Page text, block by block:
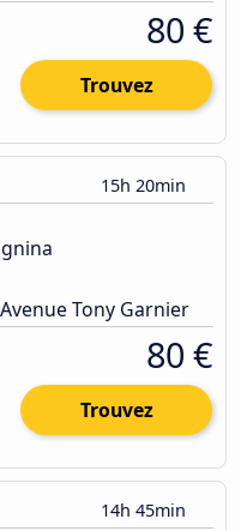
80 €
Trouvez
15h 20min
Tony Garnier
80 €
Trouvez
14h 45min